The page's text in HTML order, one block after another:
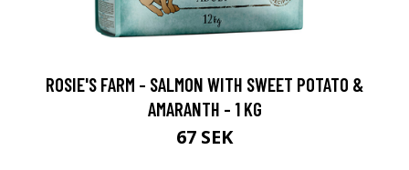
ROSIE'S FARM - SALMON WITH SWEET POTATO &
AMARANTH - 1 KG
67 SEK